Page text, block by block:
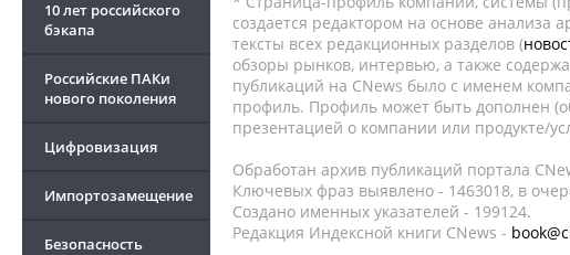
10 лет российского
бэкапа
Российские ПАКи
нового поколения
Цифровизация
Импортозамещение
Безопасность
создается редактором на основе анализа
тексты всех редакционных разделов (
обзоры рынков, интервью, а также
публикаций на CNews было с именем
профиль. Профиль может быть дополнен
презентацией о компании или продукте/
Обработан архив публикаций портала
Ключевых фраз выявлено - 1463018, в
Создано именных указателей - 199124.
Редакция Индексной книги CNews -